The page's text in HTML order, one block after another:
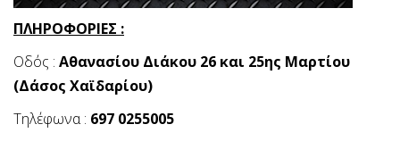
ΠΛΗΡΟΦΟΡΙΕΣ :
Οδός : Αθανασίου Διάκου 26 και 25ης Μαρτίου
(Δάσος Χαϊδαρίου)
Τηλέφωνα : 697 0255005